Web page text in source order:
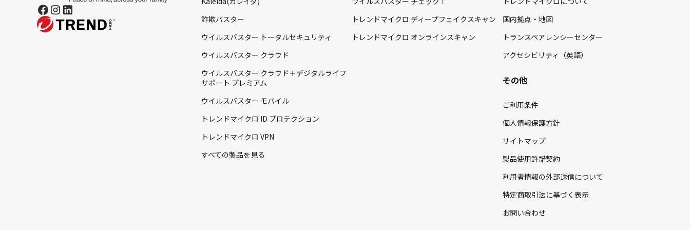
詐欺バスター
ウイルスバスター トータルセキュリティ
ウイルスバスター クラウド
ウイルスバスター クラウド＋デジタルライフ
サポート プレミアム
ウイルスバスター モバイル
トレンドマイクロ ID プロテクション
トレンドマイクロ VPN
すべての製品を見る
トレンドマイクロ ディープフェイクスキャン
トレンドマイクロ オンラインスキャン
国内拠点・地図
トランスペアレンシーセンター
アクセシビリティ（英語）
その他
ご利用条件
個人情報保護方針
サイトマップ
製品使用許諾契約
利用者情報の外部送信について
特定商取引法に基づく表示
お問い合わせ